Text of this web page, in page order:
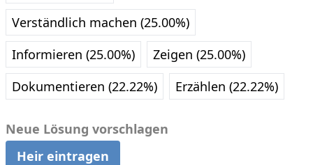
Verständlich machen (25.00%)
Informieren (25.00%)
Zeigen (25.00%)
Dokumentieren (22.22%)
Erzählen (22.22%)
Neue Lösung vorschlagen
Heir eintragen